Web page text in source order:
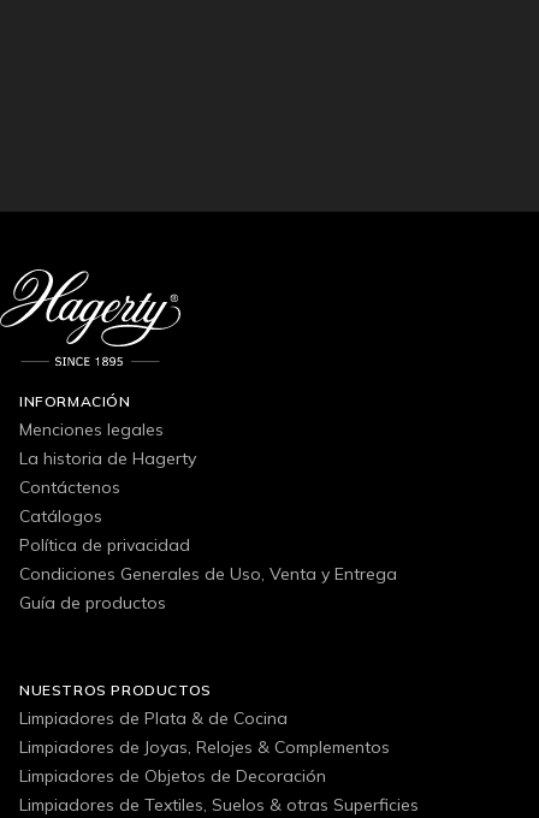
INFORMACIÓN
Menciones legales
La historia de Hagerty
Contáctenos
Catálogos
Política de privacidad
Condiciones Generales de Uso, Venta y Entrega
Guía de productos
NUESTROS PRODUCTOS
Limpiadores de Plata & de Cocina
Limpiadores de Joyas, Relojes & Complementos
Limpiadores de Objetos de Decoración
Limpiadores de Textiles, Suelos & otras Superficies